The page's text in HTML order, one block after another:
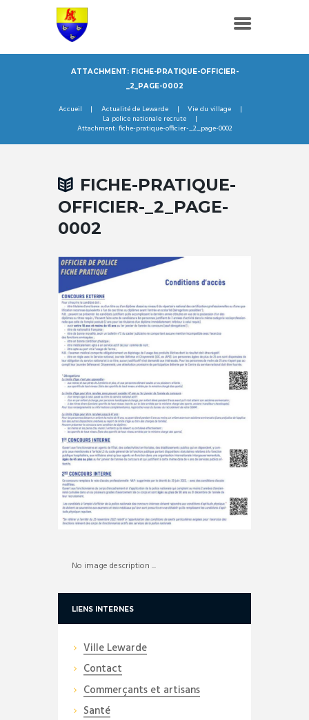
ATTACHMENT: FICHE-PRATIQUE-OFFICIER-
_2_PAGE-0002
Accueil Actualité de Lewarde
Vie du village
La police nationale recrute
Attachment: fiche-pratique-officier-_2_page-0002
FICHE-PRATIQUE-
OFFICIER-_2_PAGE-
0002
No image description ...
LIENS INTERNES
Ville Lewarde
Contact
Commerçants et artisans
Santé